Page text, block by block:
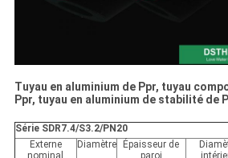
Tuyau en aluminium de Ppr, tuyau
Ppr, tuyau en aluminium de stabilité de
Série SDR7.4/S3.2/PN20
Externe
nominal
Diamètre
Épaisseur de
paroi